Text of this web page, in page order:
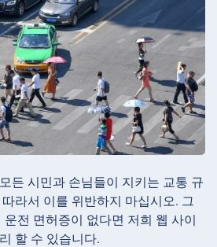
든 시민과 손님들이 지키는 교통 규
라서 이를 위반하지 마십시오. 그
전 면허증이 없다면 저희 웹 사이
할 수 있습니다.